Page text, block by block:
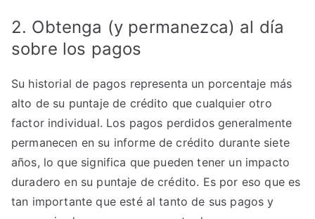
2. Obtenga (y permanezca) al día
sobre los pagos
Su historial de pagos representa un porcentaje más
alto de su puntaje de crédito que cualquier otro
factor individual. Los pagos perdidos generalmente
permanecen en su informe de crédito durante siete
años, lo que significa que pueden tener un impacto
duradero en su puntaje de crédito. Es por eso que es
tan importante que esté al tanto de sus pagos y